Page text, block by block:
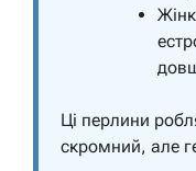
Ці перлини
скромний, але